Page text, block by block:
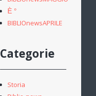
È °
BIBLIOnewsAPRILE
Categorie
Storia